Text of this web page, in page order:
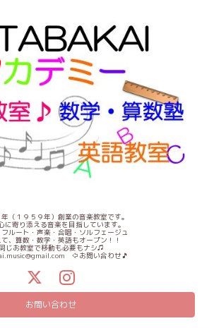
（１９５９年）創業の音楽教室です。
に寄り添える音楽を目指しています。
ルート・声楽・合唱・ソルフェージュ
、算数・数学・英語もオープン！！
同じお教室で移動も必要もナシ♫
⇦お問い合わせ🎵
お問い合わせ